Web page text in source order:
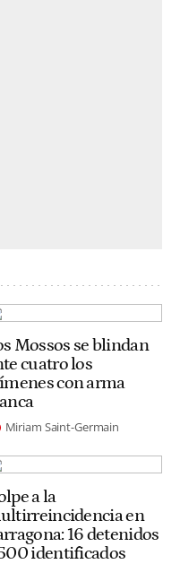
Mossos se blindan
cuatro los
con arma
Miriam Saint-Germain
a la
en
16 detenidos
identificados